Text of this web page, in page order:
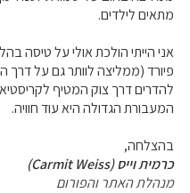
מתאים לילדים.
אני הייתי הולכת אולי על טיסה
פיורד (ממליצה לוותר גם על דרך
להדרים דרך צוק המטיף
המעבורת הגדולה היא עוד חוויה.
בהצלחה,
כרמית וייס (Carmit Weiss)
מנהלת האתר והפורום